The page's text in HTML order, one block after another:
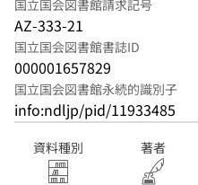
国立国会図書館請求記号
AZ-333-21
国立国会図書館書誌ID
000001657829
国立国会図書館永続的識別子
info:ndljp/pid/11933485
資料種別 著者